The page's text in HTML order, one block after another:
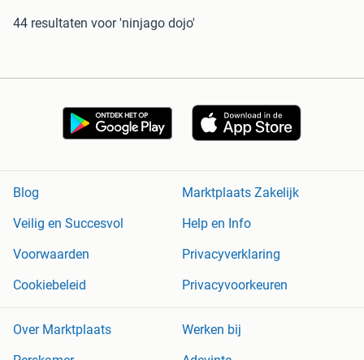
44 resultaten voor 'ninjago dojo'
Blog
Marktplaats Zakelijk
Veilig en Succesvol
Help en Info
Voorwaarden
Privacyverklaring
Cookiebeleid
Privacyvoorkeuren
Over Marktplaats
Werken bij